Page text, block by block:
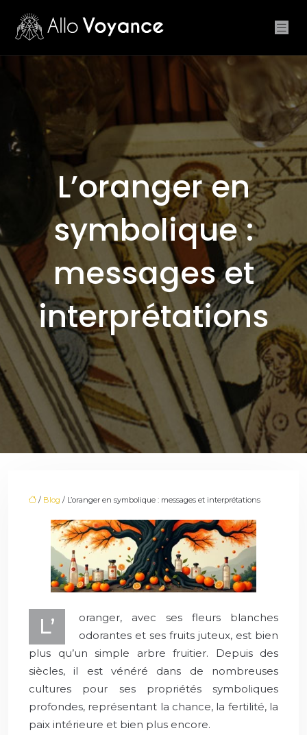
L’oranger en
symbolique :
messages et
interprétations
/ Blog / L’oranger en symbolique : messages et interprétations
L’
oranger, avec ses fleurs blanches
odorantes et ses fruits juteux, est bien
plus qu’un simple arbre fruitier. Depuis des
siècles, il est vénéré dans de nombreuses
cultures pour ses propriétés symboliques
profondes, représentant la chance, la fertilité, la
paix intérieure et bien plus encore.